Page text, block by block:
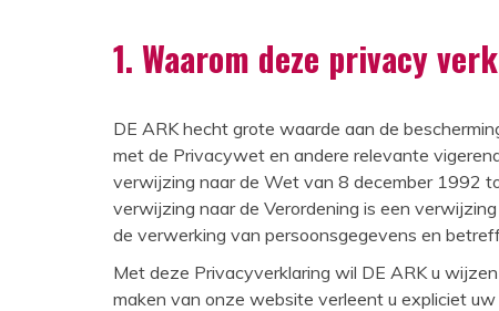
1. Waarom deze privacy
DE ARK hecht grote waarde aan de
met de Privacywet en andere relevante
verwijzing naar de Wet van 8 december 1992
verwijzing naar de Verordening is een
de verwerking van persoonsgegevens en
Met deze Privacyverklaring wil DE ARK u
maken van onze website verleent u expliciet